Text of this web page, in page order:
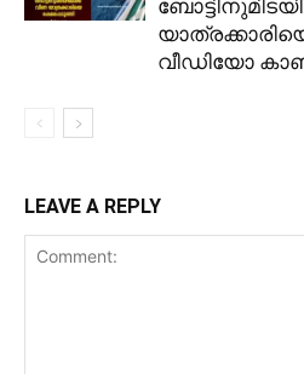
വീഡിയോ
LEAVE A REPLY